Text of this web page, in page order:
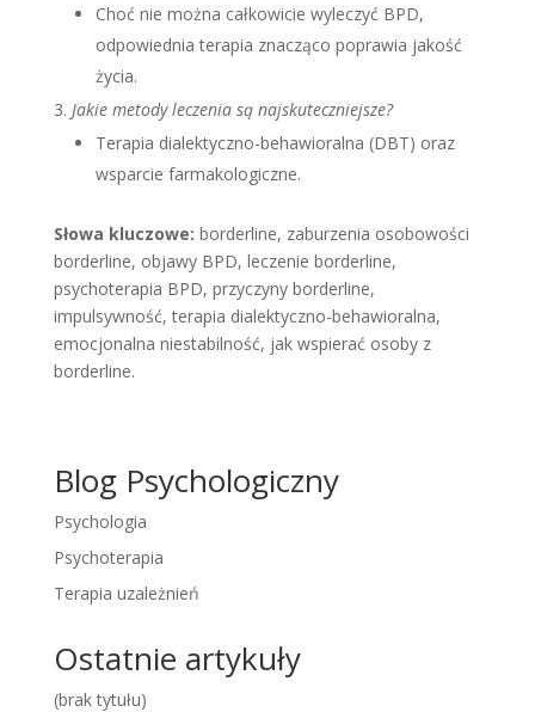
Choć nie można całkowicie wyleczyć BPD,
odpowiednia terapia znacząco poprawia jakość
życia.
Jakie metody leczenia są najskuteczniejsze?
Terapia dialektyczno-behawioralna (DBT) oraz
wsparcie farmakologiczne.
Słowa kluczowe: borderline, zaburzenia osobowości
borderline, objawy BPD, leczenie borderline,
psychoterapia BPD, przyczyny borderline,
impulsywność, terapia dialektyczno-behawioralna,
emocjonalna niestabilność, jak wspierać osoby z
borderline.
Blog Psychologiczny
Psychologia
Psychoterapia
Terapia uzależnień
Ostatnie artykuły
(brak tytułu)